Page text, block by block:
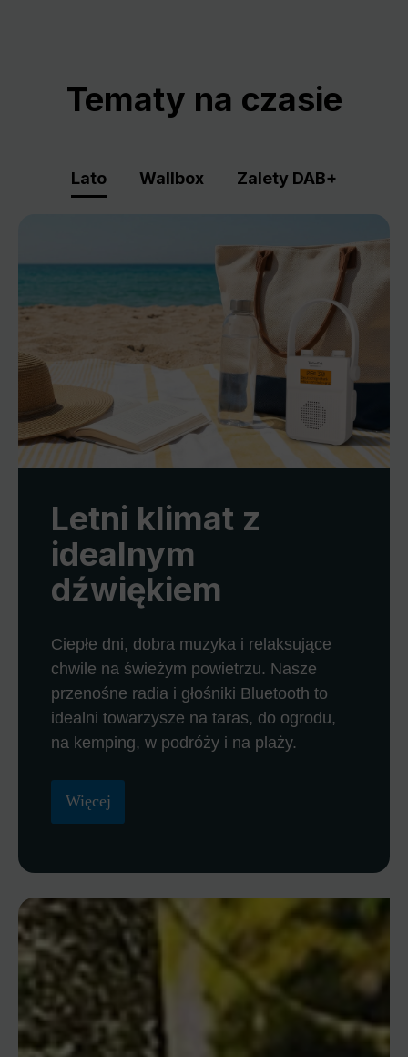
Tematy na czasie
Lato Wallbox Zalety DAB+
Letni klimat z
idealnym
dźwiękiem
Ciepłe dni, dobra muzyka i relaksujące
chwile na świeżym powietrzu. Nasze
przenośne radia i głośniki Bluetooth to
idealni towarzysze na taras, do ogrodu,
na kemping, w podróży i na plaży.
Więcej